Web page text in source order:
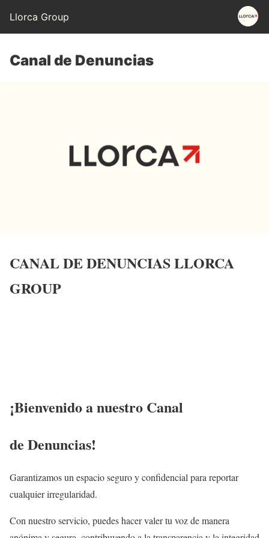
Llorca Group
Canal de Denuncias
CANAL DE DENUNCIAS LLORCA
GROUP
¡Bienvenido a nuestro Canal
de Denuncias!
Garantizamos un espacio seguro y confidencial para reportar
cualquier irregularidad.
Con nuestro servicio, puedes hacer valer tu voz de manera